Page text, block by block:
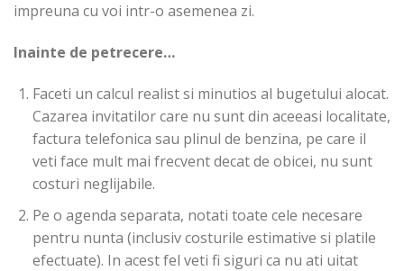
impreuna cu voi intr-o asemenea zi.
Inainte de petrecere…
Faceti un calcul realist si minutios al bugetului alocat.
Cazarea invitatilor care nu sunt din aceeasi localitate,
factura telefonica sau plinul de benzina, pe care il
veti face mult mai frecvent decat de obicei, nu sunt
costuri neglijabile.
Pe o agenda separata, notati toate cele necesare
pentru nunta (inclusiv costurile estimative si platile
efectuate). In acest fel veti fi siguri ca nu ati uitat